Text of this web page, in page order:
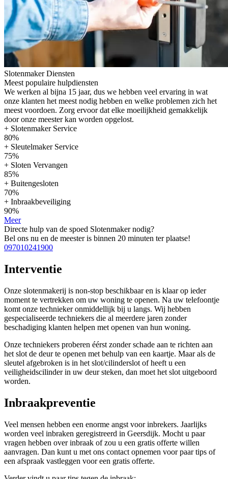
Slotenmaker Diensten
Meest populaire hulpdiensten
We werken al bijna 15 jaar, dus we hebben veel ervaring in wat
onze klanten het meest nodig hebben en welke problemen zich het
meest voordoen. Zorg ervoor dat elke moeilijkheid gemakkelijk
door onze meester kan worden opgelost.
+ Slotenmaker Service
80%
+ Sleutelmaker Service
75%
+ Sloten Vervangen
85%
+ Buitengesloten
70%
+ Inbraakbeveiliging
90%
Meer
Directe hulp van de spoed Slotenmaker nodig?
Bel ons nu en de meester is binnen 20 minuten ter plaatse!
097010241900
Interventie
Onze slotenmakerij is non-stop beschikbaar en is klaar op ieder
moment te vertrekken om uw woning te openen. Na uw telefoontje
komt onze technieker onmiddellijk bij u langs. Wij hebben
gespecialiseerde techniekers die al meerdere jaren zonder
beschadiging klanten helpen met openen van hun woning.
Onze techniekers proberen éérst zonder schade aan te richten aan
het slot de deur te openen met behulp van een kaartje. Maar als de
sleutel afgebroken is in het slot/cilinderslot of heeft u een
veiligheidscilinder in uw deur steken, dan moet het slot uitgeboord
worden.
Inbraakpreventie
Veel mensen hebben een enorme angst voor inbrekers. Jaarlijks
worden veel inbraken geregistreerd in Geersdijk. Mocht u paar
vragen hebben over inbraak of zou u een gratis offerte willen
aanvragen. Dan kunt u met ons contact opnemen voor paar tips of
een afspraak vastleggen voor een gratis offerte.